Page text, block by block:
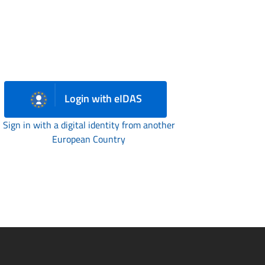
Login with eIDAS
Sign in with a digital identity from another
European Country